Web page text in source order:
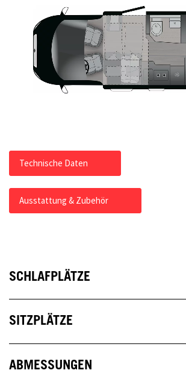
Technische Daten
Ausstattung & Zubehör
SCHLAFPLÄTZE
SITZPLÄTZE
ABMESSUNGEN